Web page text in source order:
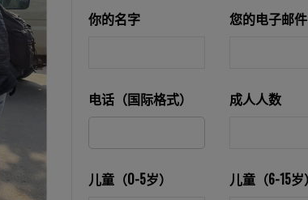
你的名字 您的电子邮件
电话（国际格式） 成人人数
儿童（0-5岁） 儿童（6-15岁）